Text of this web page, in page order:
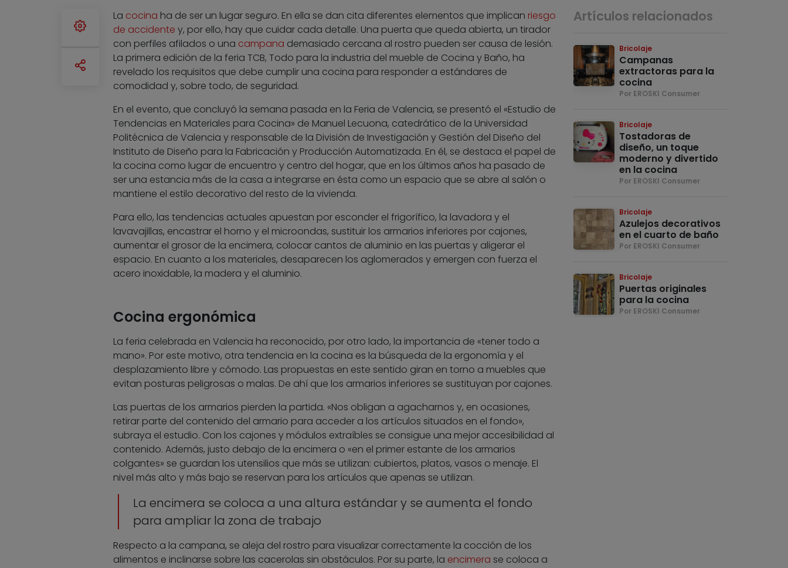
La cocina ha de ser un lugar seguro. En ella se dan cita diferentes elementos que implican riesgo
de accidente y, por ello, hay que cuidar cada detalle. Una puerta que queda abierta, un tirador
con perfiles afilados o una campana demasiado cercana al rostro pueden ser causa de lesión.
La primera edición de la feria TCB, Todo para la industria del mueble de Cocina y Baño, ha
revelado los requisitos que debe cumplir una cocina para responder a estándares de
comodidad y, sobre todo, de seguridad.
En el evento, que concluyó la semana pasada en la Feria de Valencia, se presentó el «Estudio de
Tendencias en Materiales para Cocina» de Manuel Lecuona, catedrático de la Universidad
Politécnica de Valencia y responsable de la División de Investigación y Gestión del Diseño del
Instituto de Diseño para la Fabricación y Producción Automatizada. En él, se destaca el papel de
la cocina como lugar de encuentro y centro del hogar, que en los últimos años ha pasado de
ser una estancia más de la casa a integrarse en ésta como un espacio que se abre al salón o
mantiene el estilo decorativo del resto de la vivienda.
Para ello, las tendencias actuales apuestan por esconder el frigorífico, la lavadora y el
lavavajillas, encastrar el horno y el microondas, sustituir los armarios inferiores por cajones,
aumentar el grosor de la encimera, colocar cantos de aluminio en las puertas y aligerar el
espacio. En cuanto a los materiales, desaparecen los aglomerados y emergen con fuerza el
acero inoxidable, la madera y el aluminio.
Cocina ergonómica
La feria celebrada en Valencia ha reconocido, por otro lado, la importancia de «tener todo a
mano». Por este motivo, otra tendencia en la cocina es la búsqueda de la ergonomía y el
desplazamiento libre y cómodo. Las propuestas en este sentido giran en torno a muebles que
evitan posturas peligrosas o malas. De ahí que los armarios inferiores se sustituyan por cajones.
Las puertas de los armarios pierden la partida. «Nos obligan a agacharnos y, en ocasiones,
retirar parte del contenido del armario para acceder a los artículos situados en el fondo»,
subraya el estudio. Con los cajones y módulos extraíbles se consigue una mejor accesibilidad al
contenido. Además, justo debajo de la encimera o «en el primer estante de los armarios
colgantes» se guardan los utensilios que más se utilizan: cubiertos, platos, vasos o menaje. El
nivel más alto y más bajo se reservan para los artículos que apenas se utilizan.
La encimera se coloca a una altura estándar y se aumenta el fondo
para ampliar la zona de trabajo
Respecto a la campana, se aleja del rostro para visualizar correctamente la cocción de los
alimentos e inclinarse sobre las cacerolas sin obstáculos. Por su parte, la encimera se coloca a
Artículos relacionados
Bricolaje
Campanas
extractoras para la
cocina
Por EROSKI Consumer
Bricolaje
Tostadoras de
diseño, un toque
moderno y divertido
en la cocina
Por EROSKI Consumer
Bricolaje
Azulejos decorativos
en el cuarto de baño
Por EROSKI Consumer
Bricolaje
Puertas originales
para la cocina
Por EROSKI Consumer